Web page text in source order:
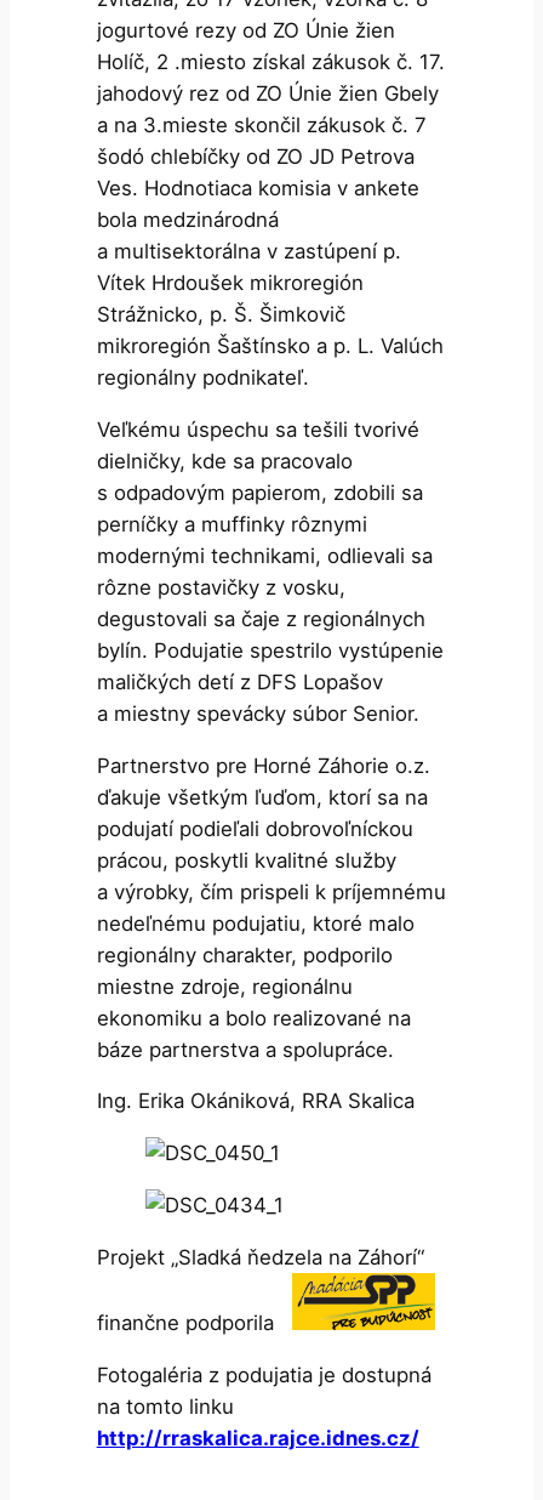
jogurtové rezy od ZO Únie žien
Holíč, 2 .miesto získal zákusok č. 17.
jahodový rez od ZO Únie žien Gbely
a na 3.mieste skončil zákusok č. 7
šodó chlebíčky od ZO JD Petrova
Ves. Hodnotiaca komisia v ankete
bola medzinárodná
a multisektorálna v zastúpení p.
Vítek Hrdoušek mikroregión
Strážnicko, p. Š. Šimkovič
mikroregión Šaštínsko a p. L. Valúch
regionálny podnikateľ.
Veľkému úspechu sa tešili tvorivé
dielničky, kde sa pracovalo
s odpadovým papierom, zdobili sa
perníčky a muffinky rôznymi
modernými technikami, odlievali sa
rôzne postavičky z vosku,
degustovali sa čaje z regionálnych
bylín. Podujatie spestrilo vystúpenie
maličkých detí z DFS Lopašov
a miestny spevácky súbor Senior.
Partnerstvo pre Horné Záhorie o.z.
ďakuje všetkým ľuďom, ktorí sa na
podujatí podieľali dobrovoľníckou
prácou, poskytli kvalitné služby
a výrobky, čím prispeli k príjemnému
nedeľnému podujatiu, ktoré malo
regionálny charakter, podporilo
miestne zdroje, regionálnu
ekonomiku a bolo realizované na
báze partnerstva a spolupráce.
Ing. Erika Okániková, RRA Skalica
Projekt „Sladká ňedzela na Záhorí“
finančne podporila
Fotogaléria z podujatia je dostupná
na tomto linku
http://rraskalica.rajce.idnes.cz/